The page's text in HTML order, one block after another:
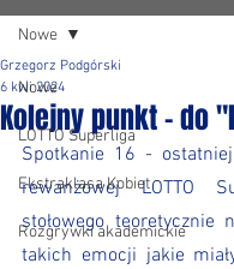
Nowe
LOTTO Superliga
Ekstraklasa Kobiet
Rozgrywki akademickie
Nowe
Kolejny punkt - do
Grzegorz Podgórski
6 kwi 2024
Spotkanie 16 -
rewanżowej LOTTO
stołowego teoretycznie
takich emocji jakie